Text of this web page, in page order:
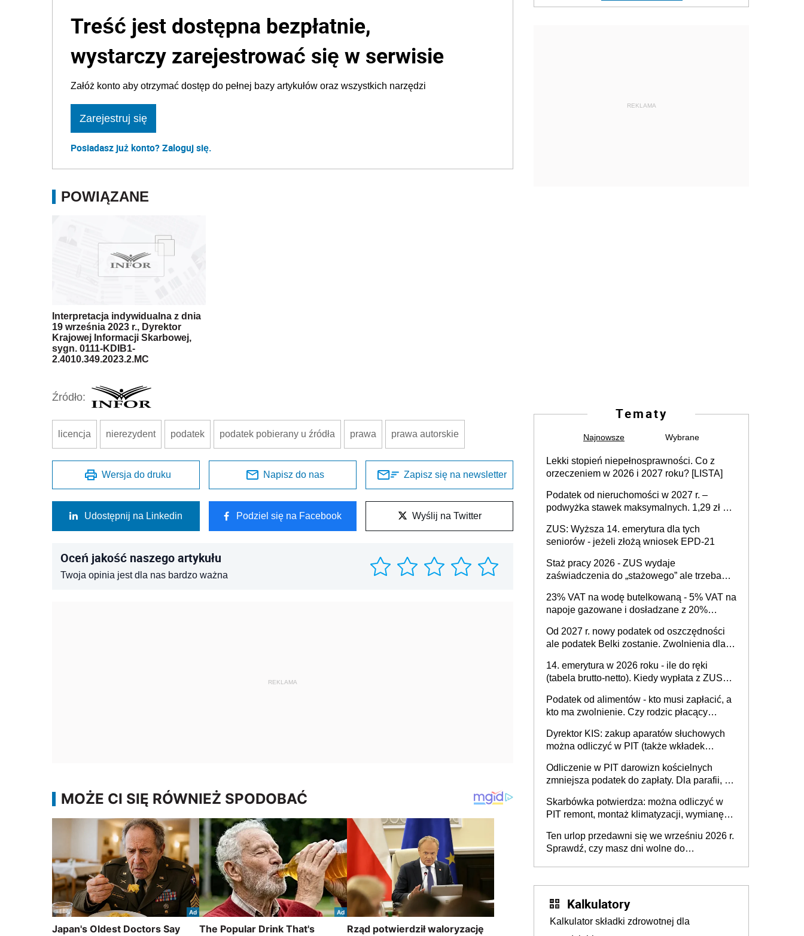
Treść jest dostępna bezpłatnie,
wystarczy zarejestrować się w serwisie
Załóż konto aby otrzymać dostęp do pełnej bazy artykułów oraz wszystkich narzędzi
Zarejestruj się
Posiadasz już konto? Zaloguj się.
POWIĄZANE
Interpretacja indywidualna z dnia
19 września 2023 r., Dyrektor
Krajowej Informacji Skarbowej,
sygn. 0111-KDIB1-
2.4010.349.2023.2.MC
Źródło:
licencja nierezydent podatek podatek pobierany u źródła prawa prawa autorskie
Wersja do druku Napisz do nas Zapisz się na newsletter
Udostępnij na Linkedin Podziel się na Facebook Wyślij na Twitter
Oceń jakość naszego artykułu
Twoja opinia jest dla nas bardzo ważna
REKLAMA
REKLAMA
Tematy
Najnowsze Wybrane
Lekki stopień niepełnosprawności. Co z
orzeczeniem w 2026 i 2027 roku? [LISTA]
Podatek od nieruchomości w 2027 r. –
podwyżka stawek maksymalnych. 1,29 zł za
budynków i lokali związanych z
prowadzeniem działalności gospodarczej
ZUS: Wyższa 14. emerytura dla tych
seniorów - jeżeli złożą wniosek EPD-21
Staż pracy 2026 - ZUS wydaje
zaświadczenia do „stażowego” ale trzeba
sprzed 1999 roku). Jak odebrać
zaświadczenie z ZUS?
23% VAT na wodę butelkowaną - 5% VAT na
napoje gazowane i dosładzane z 20%
podatkowy dyskryminuje wodę a nie
niezdrowe napoje?
Od 2027 r. nowy podatek od oszczędności
ale podatek Belki zostanie. Zwolnienia dla
tys. zł - w zależności od rodzaju aktywów
(lokaty, obligacje, czy akcje, fundusze
inwestycyjne)
14. emerytura w 2026 roku - ile do ręki
(tabela brutto-netto). Kiedy wypłata z ZUS?
rencie rodzinnej?
Podatek od alimentów - kto musi zapłacić, a
kto ma zwolnienie. Czy rodzic płacący
Dyrektor KIS: zakup aparatów słuchowych
można odliczyć w PIT (także wkładek
orzeczona niepełnosprawność
Odliczenie w PIT darowizn kościelnych
zmniejsza podatek do zapłaty. Dla parafii, na
mediów promujących kult religijny
Skarbówka potwierdza: można odliczyć w
PIT remont, montaż klimatyzacji, wymianę
AGD - w celu przystosowania mieszkania
dla potrzeb niepełnosprawnego
Ten urlop przedawni się we wrześniu 2026 r.
Sprawdź, czy masz dni wolne do
Kalkulatory
Kalkulator składki zdrowotnej dla